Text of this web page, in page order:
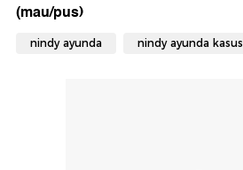
(mau/pus)
nindy ayunda nindy ayunda kasus